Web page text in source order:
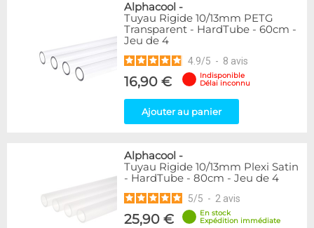
Alphacool -
Tuyau Rigide 10/13mm PETG
Transparent - HardTube - 60cm -
Jeu de 4
4.9/5 - 8 avis
16,90 €
Indisponible
Délai inconnu
Ajouter au panier
Alphacool -
Tuyau Rigide 10/13mm Plexi Satin
- HardTube - 80cm - Jeu de 4
5/5 - 2 avis
25,90 €
En stock
Expédition immédiate